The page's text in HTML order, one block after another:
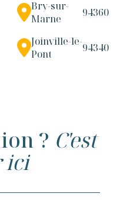
Bry-sur-
Marne
94360
Joinville-le-
Pont
94340
? C'est
ici